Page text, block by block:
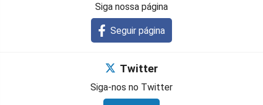
Siga nossa página
Seguir página
Twitter
Siga-nos no Twitter